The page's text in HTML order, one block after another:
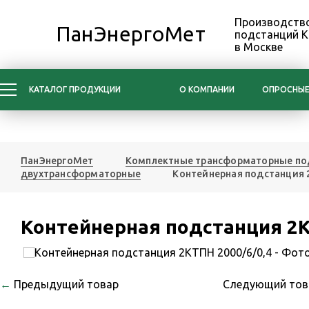
ПанЭнергоМет
подстанций
в Москве
КАТАЛОГ ПРОДУКЦИИ О КОМПАНИИ
ПанЭнергоМет
Комплектные трансформаторные
двухтрансформаторные
Контейнерная
Контейнерная подстанция
← Предыдущий товар Следующий